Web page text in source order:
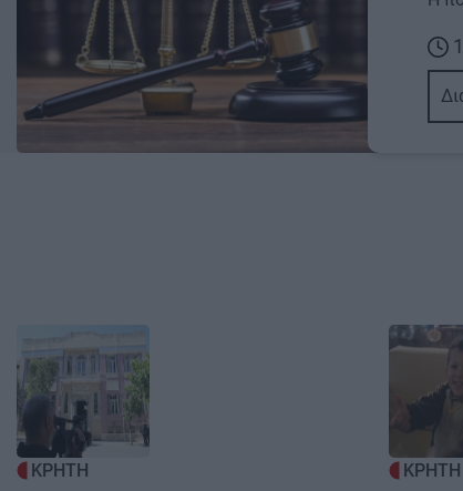
ΚΡΗΤΗ
Image
ΚΡΗΤΗ